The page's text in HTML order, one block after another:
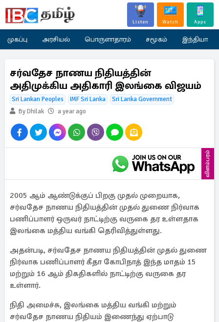
Listen Watch Apps
முகப்பு அரசியல் பொருளாதாரம் சமூகம் இந்தியா
சர்வதேச நாணய நிதியத்தின்
அதிமுக்கிய அதிகாரி இலங்கை விஜயம்
Sri Lankan Peoples IMF Sri Lanka
Sri Lanka Government
By Dhilak
a year ago
விளம்பரம்
2005 ஆம் ஆண்டுக்குப் பிறகு முதல் முறையாக,
சர்வதேச நாணய நிதியத்தின் முதல் துணை நிர்வாக
பணிப்பாளர் ஒருவர் நாட்டிற்கு வருகை தர உள்ளதாக
இலங்கை மத்திய வங்கி தெரிவித்துள்ளது.
அதன்படி, சர்வதேச நாணய நிதியத்தின் முதல் துணை
நிர்வாக பணிப்பாளர் கீதா கோபிநாத் இந்த மாதம் 15
மற்றும் 16 ஆம் திகதிகளில் நாட்டிற்கு வருகை தர
உள்ளார்.
நிதி அமைச்சு, இலங்கை மத்திய வங்கி மற்றும்
சர்வதேச நாணய நிதியம் இணைந்து ஏற்பாடு